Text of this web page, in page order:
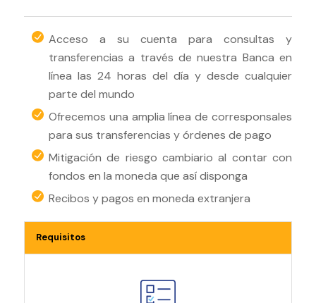
Acceso a su cuenta para consultas y
transferencias a través de nuestra Banca en
línea las 24 horas del día y desde cualquier
parte del mundo
Ofrecemos una amplia línea de corresponsales
para sus transferencias y órdenes de pago
Mitigación de riesgo cambiario al contar con
fondos en la moneda que así disponga
Recibos y pagos en moneda extranjera
Requisitos